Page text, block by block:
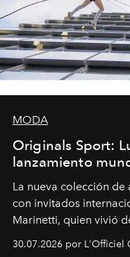
MODA
Originals Sport:
lanzamiento
La nueva colección
con invitados
Marinetti, quien vivió
fusiona moda y
30.07.2026 por L'Officiel